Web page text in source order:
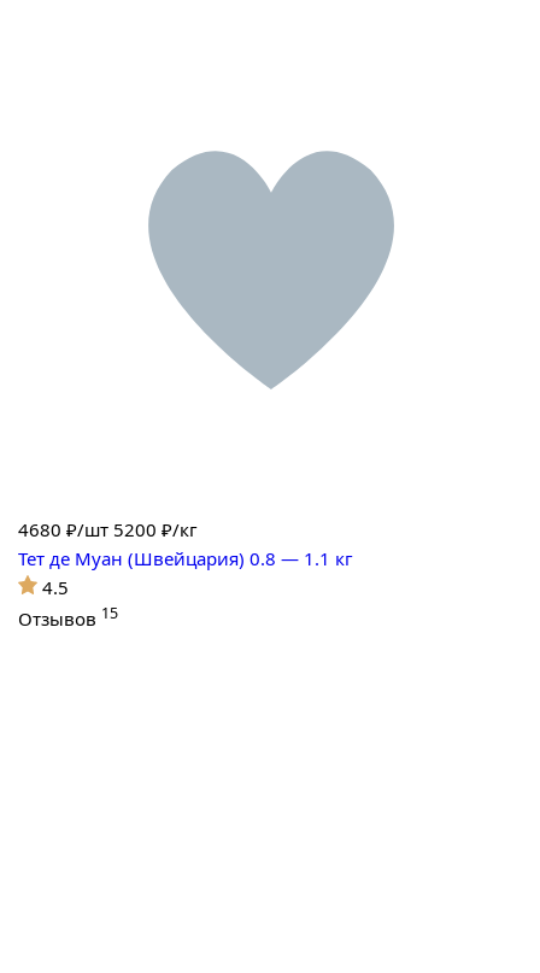
4680 ₽/шт 5200 ₽/кг
Тет де Муан (Швейцария) 0.8 — 1.1 кг
4.5
Отзывов 15